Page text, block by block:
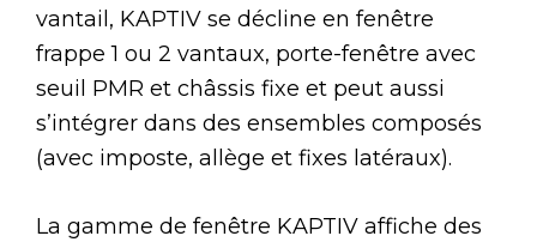
vantail, KAPTIV se décline en fenêtre
frappe 1 ou 2 vantaux, porte-fenêtre avec
seuil PMR et châssis fixe et peut aussi
s’intégrer dans des ensembles composés
(avec imposte, allège et fixes latéraux).
La gamme de fenêtre KAPTIV affiche des